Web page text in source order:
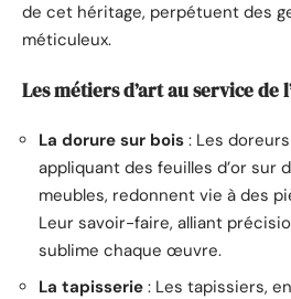
de cet héritage, perpétuent des
méticuleux.
Les métiers d’art au service de
La dorure sur bois : Les
appliquant des feuilles d’or sur
meubles, redonnent vie à des
Leur savoir-faire, alliant
sublime chaque œuvre.
La tapisserie : Les tapissiers,